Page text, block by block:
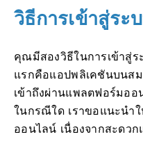
วิธีการเข้าสู่ร
คุณมีสองวิธีในการเข้าสู่
แรกคือแอปพลิเคชันบนส
เข้าถึงผ่านแพลตฟอร์มออ
ในกรณีใด เราขอแนะนำ
ออนไลน์ เนื่องจากสะดว